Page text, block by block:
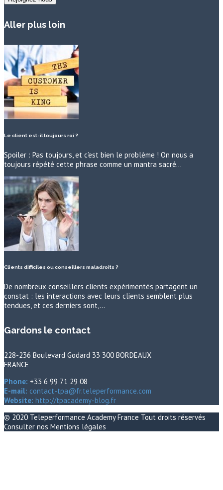
Aller plus loin
Le client est-il toujours roi ?
Spoiler : Pas toujours, et c’est bien le problème ! On nous a
toujours répété cette phrase comme un mantra sacré…
Clients difficiles ou conseillers maladroits ?
De nombreux conseillers clients expérimentés partagent un
constat : les interactions avec leurs clients semblent plus
tendues, et ces derniers sont,…
Gardons le contact
228-236 Boulevard Godard 33 300 BORDEAUX
FRANCE
Phone: +33 6 99 71 29 08
E-mail: contact-tpa@fr.teleperformance.com
Website: http://tpacademy-blog.fr
© 2020 Teleperformance Academy France Tout droits réservés
Consulter nos Mentions légales